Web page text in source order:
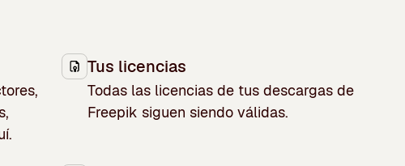
Tus licencias
Todas las licencias de tus descargas de
Freepik siguen siendo válidas.